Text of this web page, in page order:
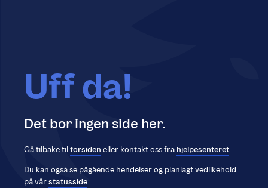
Uff da!
Det bor ingen side her.
Gå tilbake tilforsiden eller kontakt oss frahjelpesenteret.
Du kan også se pågående hendelser og planlagt vedlikehold
på vårstatusside.